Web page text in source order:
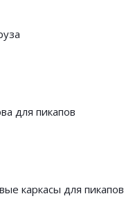
для пикапов
каркасы для пикапов